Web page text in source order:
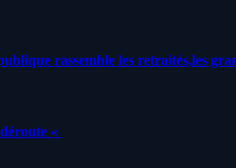
rassemble les retraités,les
«